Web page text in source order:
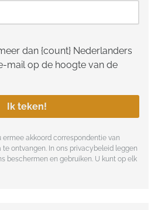
dan {count} Nederlanders
mail op de hoogte van de
Ik teken!
ermee akkoord correspondentie van
ontvangen. In ons privacybeleid leggen
beschermen en gebruiken. U kunt op elk